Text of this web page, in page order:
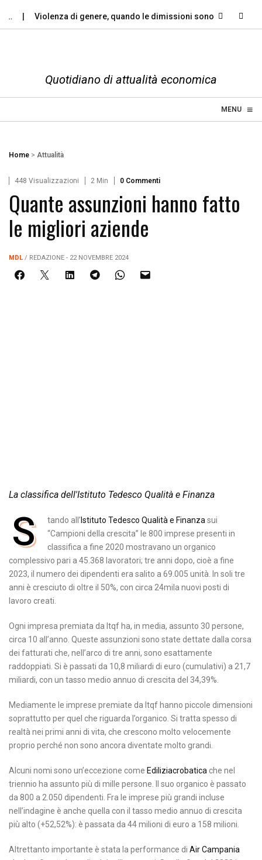
Violenza di genere, quando le dimissioni sono un…
Quotidiano di attualità economica
MENU ≡
☰
Home > Attualità
448 Visualizzazioni 2 Min 0 Commenti
Quante assunzioni hanno fatto
le migliori aziende
MDL / REDAZIONE - 22 NOVEMBRE 2024
La classifica dell'Istituto Tedesco Qualità e Finanza
S tando all’ Istituto Tedesco Qualità e Finanzasui
“Campioni della crescita” le 800 imprese presenti in
classifica a fine 2020 mostravano un organico
complessivo pari a 45.368 lavoratori; tre anni dopo, cioè a fine
2023, il numero dei dipendenti era salito a 69.005 unità. In soli tre
anni è cresciuto di oltre il 50%, con circa 24mila nuovi posti di
lavoro creati.
Ogni impresa premiata da Itqf ha, in media, assunto 30 persone,
circa 10 all’anno. Queste assunzioni sono state dettate dalla corsa
dei fatturati che, nell’arco di tre anni, sono esattamente
raddoppiati. Si è passati da 10,8 miliardi di euro (cumulativi) a 21,7
miliardi, con un tasso medio annuo di crescita del 34,39%.
Mediamente le imprese premiate da Itqf hanno piccole dimensioni
soprattutto per quel che riguarda l’organico. Si tratta spesso di
realtà nei primi anni di vita, che crescono molto velocemente
proprio perché non sono ancora diventate molto grandi.
Alcuni nomi sono un’eccezione come Ediliziacrobaticache nel
triennio ha assunto più di mille persone. Il suo organico è passato
da 800 a 2.050 dipendenti. Fra le imprese più grandi incluse
nell’indagine è anche quella con il tasso medio annuo di crescita
più alto (+52,52%): è passata da 44 milioni di euro a 158 milioni.
Altrettanto importante è stata la performance di Air Campania